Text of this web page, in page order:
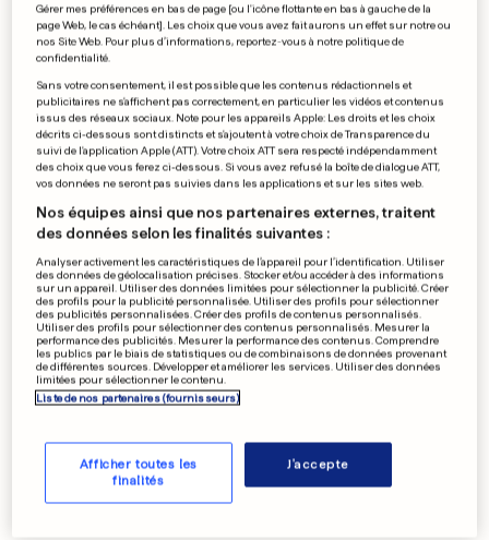
Gérer mes préférences en bas de page [ou l'icône flottante en bas à gauche de la
page Web, le cas échéant]. Les choix que vous avez fait aurons un effet sur notre ou
nos Site Web. Pour plus d’informations, reportez-vous à notre politique de
confidentialité.
Sans votre consentement, il est possible que les contenus rédactionnels et
publicitaires ne s'affichent pas correctement, en particulier les vidéos et contenus
issus des réseaux sociaux. Note pour les appareils Apple: Les droits et les choix
décrits ci-dessous sont distincts et s'ajoutent à votre choix de Transparence du
suivi de l'application Apple (ATT). Votre choix ATT sera respecté indépendamment
des choix que vous ferez ci-dessous. Si vous avez refusé la boîte de dialogue ATT,
vos données ne seront pas suivies dans les applications et sur les sites web.
Nos équipes ainsi que nos partenaires externes, traitent
des données selon les finalités suivantes :
Analyser activement les caractéristiques de l’appareil pour l’identification. Utiliser
des données de géolocalisation précises. Stocker et/ou accéder à des informations
sur un appareil. Utiliser des données limitées pour sélectionner la publicité. Créer
des profils pour la publicité personnalisée. Utiliser des profils pour sélectionner
des publicités personnalisées. Créer des profils de contenus personnalisés.
Utiliser des profils pour sélectionner des contenus personnalisés. Mesurer la
performance des publicités. Mesurer la performance des contenus. Comprendre
les publics par le biais de statistiques ou de combinaisons de données provenant
de différentes sources. Développer et améliorer les services. Utiliser des données
limitées pour sélectionner le contenu.
Liste de nos partenaires (fournisseurs)
Afficher toutes les
finalités
J'accepte